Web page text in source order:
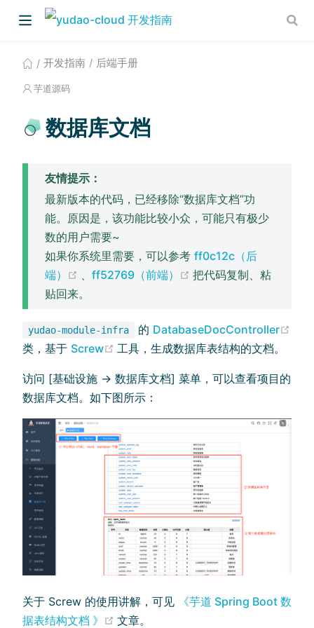
开发指南 后端手册
芋道源码
数据库文档
友情提示：
最新版本的代码，已经移除“数据库文档”功
能。原因是，该功能比较小众，可能只有极少
数的用户需要~
如果你系统里需要，可以参考 ff0c12c（后
端）
(opens new window)
、 ff52769（前端） (opens new window)
把代码复制、粘
贴回来。
yudao-module-infra 的 DatabaseDocController
(opens new window)
类，基于 Screw (opens new window)
工具，生成数据库表结构的文档。
访问 [基础设施 -> 数据库文档] 菜单，可以查看项目的
数据库文档。如下图所示：
关于 Screw 的使用讲解，可见
《芋道 Spring Boot 数
据表结构文档 》
(opens new window)
文章。